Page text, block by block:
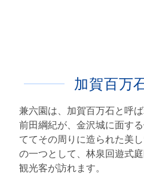
加賀百万
兼六園は、加賀百万石と呼
前田綱紀が、金沢城に面す
ててその周りに造られた美
の一つとして、林泉回遊式
観光客が訪れます。